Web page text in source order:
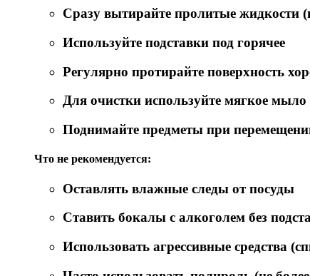
Сразу вытирайте пролитые жидкости
Используйте подставки под горячее
Регулярно протирайте поверхность
Для очистки используйте мягкое мыло
Поднимайте предметы при
Что не рекомендуется:
Оставлять влажные следы от посуды
Ставить бокалы с алкоголем без
Использовать агрессивные средства